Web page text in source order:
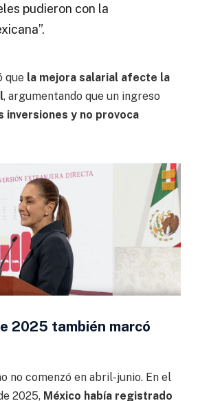
pudieron con la
que la mejora salarial afecte la
, argumentando que un ingreso
inversiones y no provoca
2025 también marcó
no comenzó en abril-junio. En el
2025, México había registrado